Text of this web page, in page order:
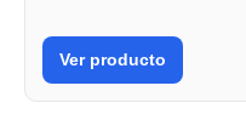
Ver producto